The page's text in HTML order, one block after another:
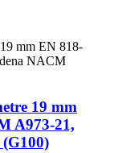
19 mm
A973-21,